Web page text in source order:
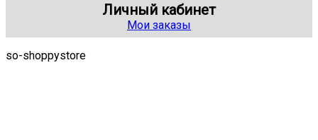
Личный кабинет
Мои заказы
so-shoppystore